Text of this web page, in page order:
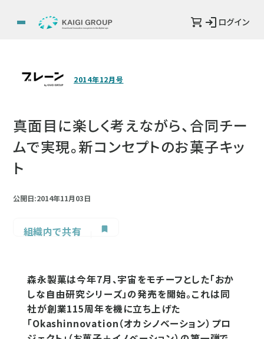
ログイン
2014年12月号
真面目に楽しく考えながら、合同チー
ムで実現。新コンセプトのお菓子キッ
ト
公開日:2014年11月03日
組織内で共有
森永製菓は今年7月、宇宙をモチーフとした「おか
しな自由研究シリーズ」の発売を開始。これは同
社が創業115周年を機に立ち上げた
「Okashinnovation（オカシノベーション）プロ